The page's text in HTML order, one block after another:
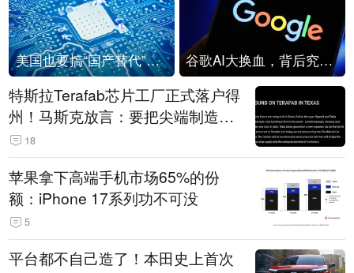
美国也要搞“国产替代”？先算清三笔账 谷歌AI大换血，背后究竟发生了什么？
特斯拉Terafab芯片工厂正式落户得
州！马斯克放言：要把尖端制造带
回美国
18
苹果拿下高端手机市场65%的份
额：iPhone 17系列功不可没
5
平台都不自己造了！本田史上首次